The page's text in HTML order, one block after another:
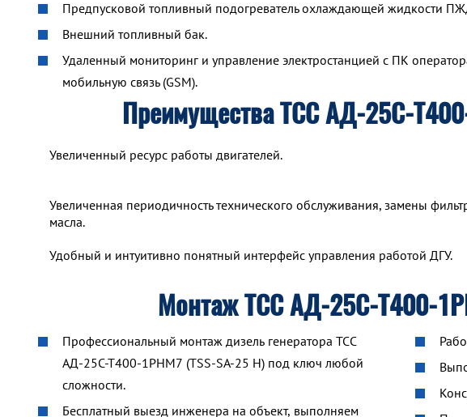
Предпусковой топливный подогреватель охлаждающей жидкости
Внешний топливный бак.
Удаленный мониторинг и управление электростанцией с ПК
мобильную связь (GSM).
Преимущества ТСС АД-25С-
Увеличенный ресурс работы двигателей.
Увеличенная периодичность технического обслуживания, замены
масла.
Удобный и интуитивно понятный интерфейс управления работой ДГУ.
Монтаж ТСС АД-25С-Т400-
Профессиональный монтаж дизель генератора ТСС
АД-25С-Т400-1РНМ7 (TSS-SA-25 H) под ключ любой
сложности.
Бесплатный выезд инженера на объект, выполняем